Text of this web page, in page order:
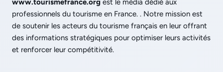
www.tourismefrance.org est le média dédié aux
professionnels du tourisme en France. . Notre mission est
de soutenir les acteurs du tourisme français en leur offrant
des informations stratégiques pour optimiser leurs activités
et renforcer leur compétitivité.